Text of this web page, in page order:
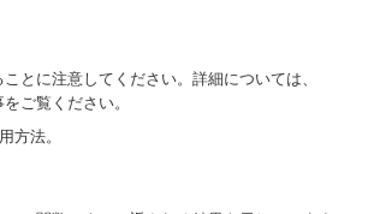
とに注意してください。詳細については、
ご覧ください。
方法。